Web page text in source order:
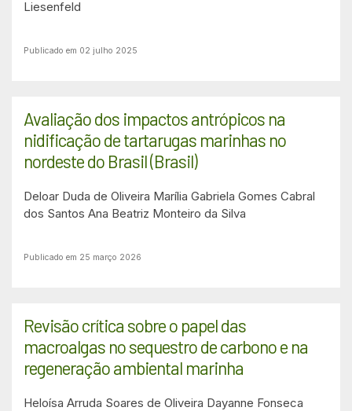
Liesenfeld
Publicado em 02 julho 2025
Avaliação dos impactos antrópicos na
nidificação de tartarugas marinhas no
nordeste do Brasil (Brasil)
Deloar Duda de Oliveira Marília Gabriela Gomes Cabral
dos Santos Ana Beatriz Monteiro da Silva
Publicado em 25 março 2026
Revisão crítica sobre o papel das
macroalgas no sequestro de carbono e na
regeneração ambiental marinha
Heloísa Arruda Soares de Oliveira Dayanne Fonseca